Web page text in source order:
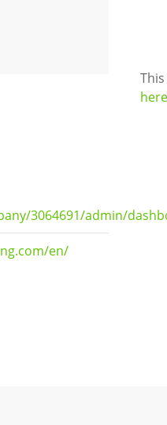
3064691/admin/
en/